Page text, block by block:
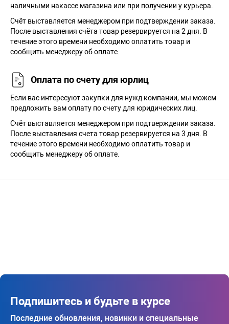
наличными накассе магазина или при получении у курьера.
Cчёт выставляется менеджером при подтверждении заказа.
После выставления счёта товар резервируется на 2 дня. В
течение этого времени необходимо оплатить товар и
сообщить менеджеру об оплате.
Оплата по счету для юрлиц
Если вас интересуют закупки для нужд компании, мы можем
предложить вам оплату по счету для юридических лиц.
Счёт выставляется менеджером при подтверждении заказа.
После выставления счета товар резервируется на 3 дня. В
течение этого времени необходимо оплатить товар и
сообщить менеджеру об оплате.
Подпишитесь и будьте в курсе
Последние обновления, новинки и специальные